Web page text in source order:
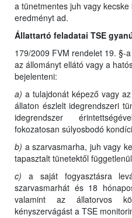
a tünetmentes juh vagy
eredményt ad.
Állattartó feladatai TSE
179/2009 FVM rendelet 19. §-
az állományt ellátó vagy a
bejelenteni:
a) a tulajdonát képező vagy
állaton észlelt idegrendszeri
idegrendszer
fokozatosan súlyosbodó
b) a szarvasmarha, juh vagy
tapasztalt tünetektől
c) a saját fogyasztásra
szarvasmarhát és 18
valamint az állatorvos
kényszervágást a TSE